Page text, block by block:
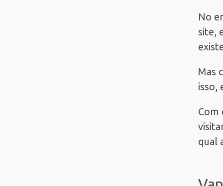
No
site,
Mas
isso,
Com
qual